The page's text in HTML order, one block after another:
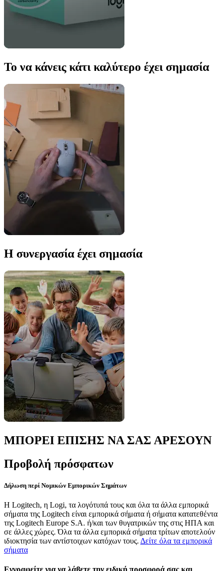
Το να κάνεις κάτι καλύτερο έχει σημασία
Η συνεργασία έχει σημασία
ΜΠΟΡΕΙ ΕΠΙΣΗΣ ΝΑ ΣΑΣ ΑΡΕΣΟΥΝ
Προβολή πρόσφατων
Δήλωση περί Νομικών Εμπορικών Σημάτων
Η Logitech, η Logi, τα λογότυπά τους και όλα τα άλλα εμπορικά
σήματα της Logitech είναι εμπορικά σήματα ή σήματα κατατεθέντα
της Logitech Europe S.A. ή/και των θυγατρικών της στις ΗΠΑ και
σε άλλες χώρες. Όλα τα άλλα εμπορικά σήματα τρίτων αποτελούν
ιδιοκτησία των αντίστοιχων κατόχων τους. Δείτε όλα τα εμπορικά
σήματα